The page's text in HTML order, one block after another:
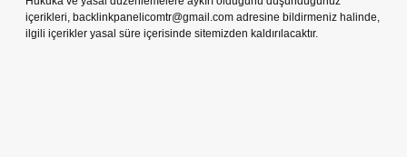
içerikleri, backlinkpanelicomtr@gmail.com adresine bildirmeniz halinde,
ilgili içerikler yasal süre içerisinde sitemizden kaldırılacaktır.